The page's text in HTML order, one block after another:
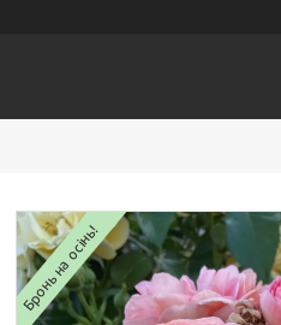
Бронь на осінь!